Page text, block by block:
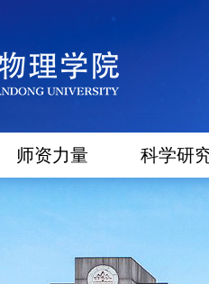
师资力量 科学研